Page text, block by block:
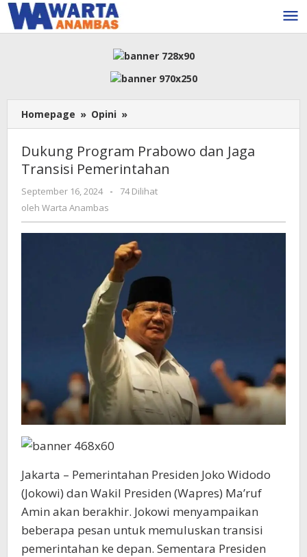
Lewati
ke
konten
Homepage » Opini »
Program
dan
Jaga
Transisi
Dukung Program Prabowo dan Jaga
Transisi Pemerintahan
September 16, 2024
oleh
-
74 Dilihat
oleh Warta Anambas
Jakarta – Pemerintahan Presiden Joko Widodo
(Jokowi) dan Wakil Presiden (Wapres) Ma’ruf
Amin akan berakhir. Jokowi menyampaikan
beberapa pesan untuk memuluskan transisi
pemerintahan ke depan. Sementara Presiden